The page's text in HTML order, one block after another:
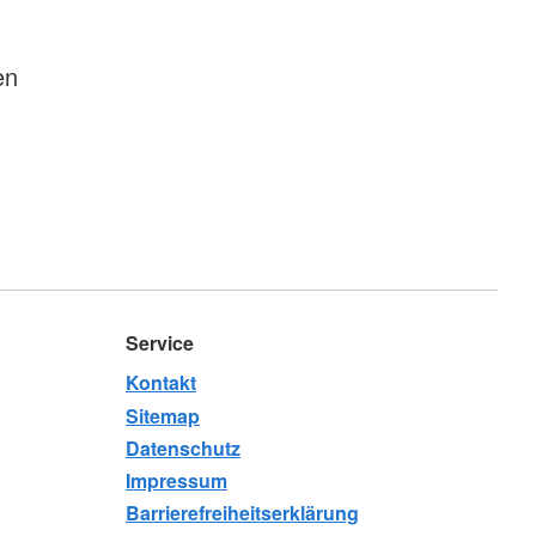
Service
Kontakt
Sitemap
Datenschutz
Impressum
Barrierefreiheitserklärung